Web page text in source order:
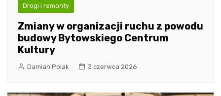
Drogi i remonty
Zmiany w organizacji ruchu z powodu
budowy Bytowskiego Centrum
Kultury
Damian Polak 3 czerwca 2026